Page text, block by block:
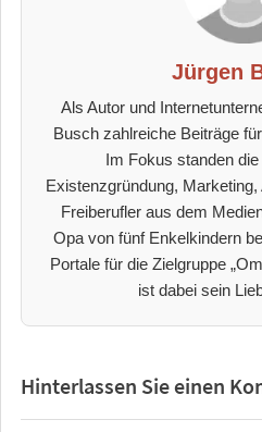
Jürgen
Als Autor und
Busch zahlreiche Beiträge
Im Fokus standen
Existenzgründung,
Freiberufler aus dem
Opa von fünf Enkelkindern
Portale für die Zielgruppe
ist dabei sein
Hinterlassen Sie einen